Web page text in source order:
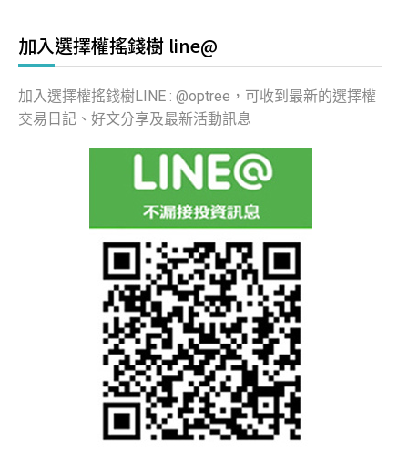
加入選擇權搖錢樹 line@
加入選擇權搖錢樹LINE : @optree，可收到最新的選擇權
交易日記、好文分享及最新活動訊息